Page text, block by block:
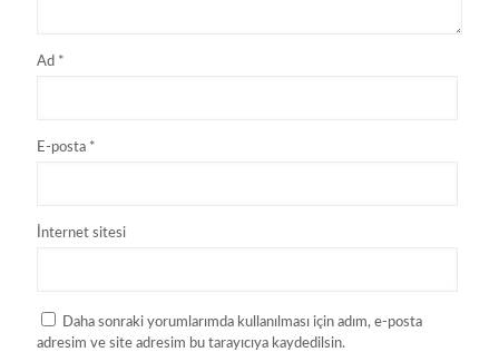
Ad *
E-posta *
İnternet sitesi
Daha sonraki yorumlarımda kullanılması için adım, e-posta
adresim ve site adresim bu tarayıcıya kaydedilsin.